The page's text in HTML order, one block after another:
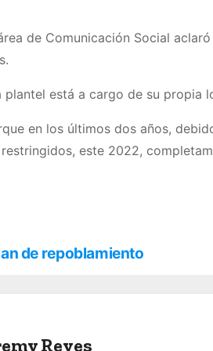
de Comunicación Social
está a cargo de su propia
en los últimos dos años,
este 2022,
de repoblamiento
Reyes